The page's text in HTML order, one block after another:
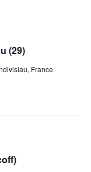
(29)
France